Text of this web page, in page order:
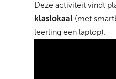
Deze activiteit vindt
klaslokaal (met
leerling een laptop).